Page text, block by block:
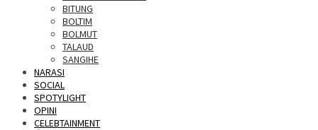
BITUNG
BOLTIM
BOLMUT
TALAUD
SANGIHE
NARASI
SOCIAL
SPOTYLIGHT
OPINI
CELEBTAINMENT